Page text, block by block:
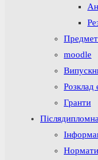
moodle
Розклад
Гранти